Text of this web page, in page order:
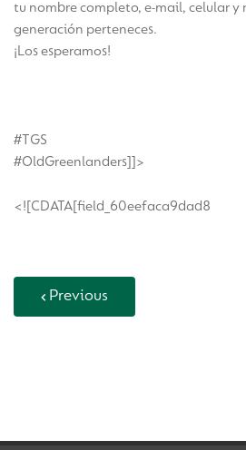
tu nombre completo, e-mail, celular y
generación perteneces.
¡Los esperamos!
#TGS
#OldGreenlanders]]>
<![CDATA[field_60eefaca9dad8
Previous